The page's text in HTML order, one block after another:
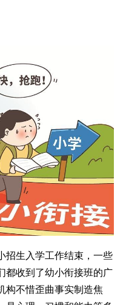
招生入学工作结束，一些
都收到了幼小衔接班的广
构不惜歪曲事实制造焦